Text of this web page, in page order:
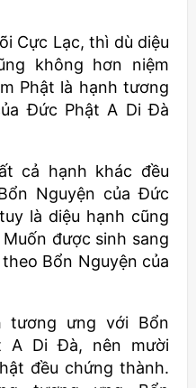
Cực Lạc, thì dù diệu
không hơn niệm
Phật là hạnh tương
Đức Phật A Di Đà
cả hạnh khác đều
Nguyện của Đức
là diệu hạnh cũng
được sinh sang
Bổn Nguyện của
tương ưng với Bổn
A Di Đà, nên mười
đều chứng thành.